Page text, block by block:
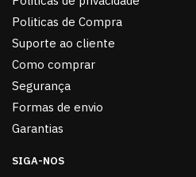
Politicas de Compra
Suporte ao cliente
Como comprar
Segurança
Formas de envio
Garantias
SIGA-NOS